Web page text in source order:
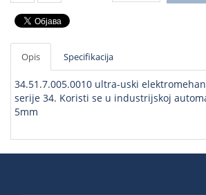
Opis Specifikacija
34.51.7.005.0010 ultra-uski
serije 34. Koristi se u industrijskoj
5mm